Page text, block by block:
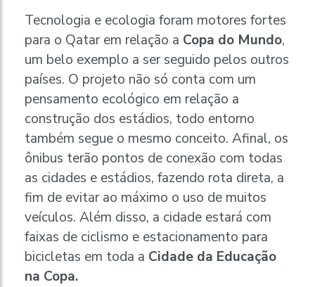
Tecnologia e ecologia foram motores fortes
para o Qatar em relação a Copa do Mundo,
um belo exemplo a ser seguido pelos outros
países. O projeto não só conta com um
pensamento ecológico em relação a
construção dos estádios, todo entorno
também segue o mesmo conceito. Afinal, os
ônibus terão pontos de conexão com todas
as cidades e estádios, fazendo rota direta, a
fim de evitar ao máximo o uso de muitos
veículos. Além disso, a cidade estará com
faixas de ciclismo e estacionamento para
bicicletas em toda a Cidade da Educação
na Copa.